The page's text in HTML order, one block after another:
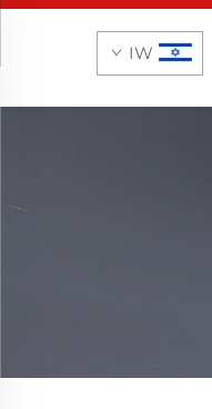
IW